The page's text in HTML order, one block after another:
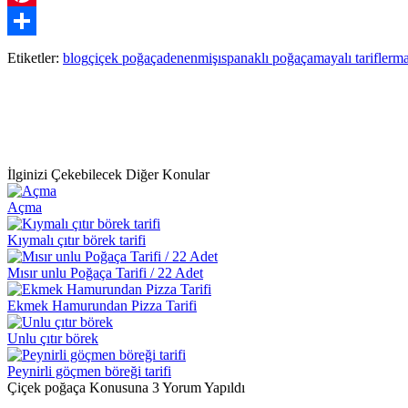
Pinterest
Paylaş
Etiketler: blogçiçek poğaçadenenmişıspanaklı poğaçamayalı tarifler
İlginizi Çekebilecek Diğer Konular
Açma
Kıymalı çıtır börek tarifi
Mısır unlu Poğaça Tarifi / 22 Adet
Ekmek Hamurundan Pizza Tarifi
Unlu çıtır börek
Peynirli göçmen böreği tarifi
Çiçek poğaça Konusuna 3 Yorum Yapıldı